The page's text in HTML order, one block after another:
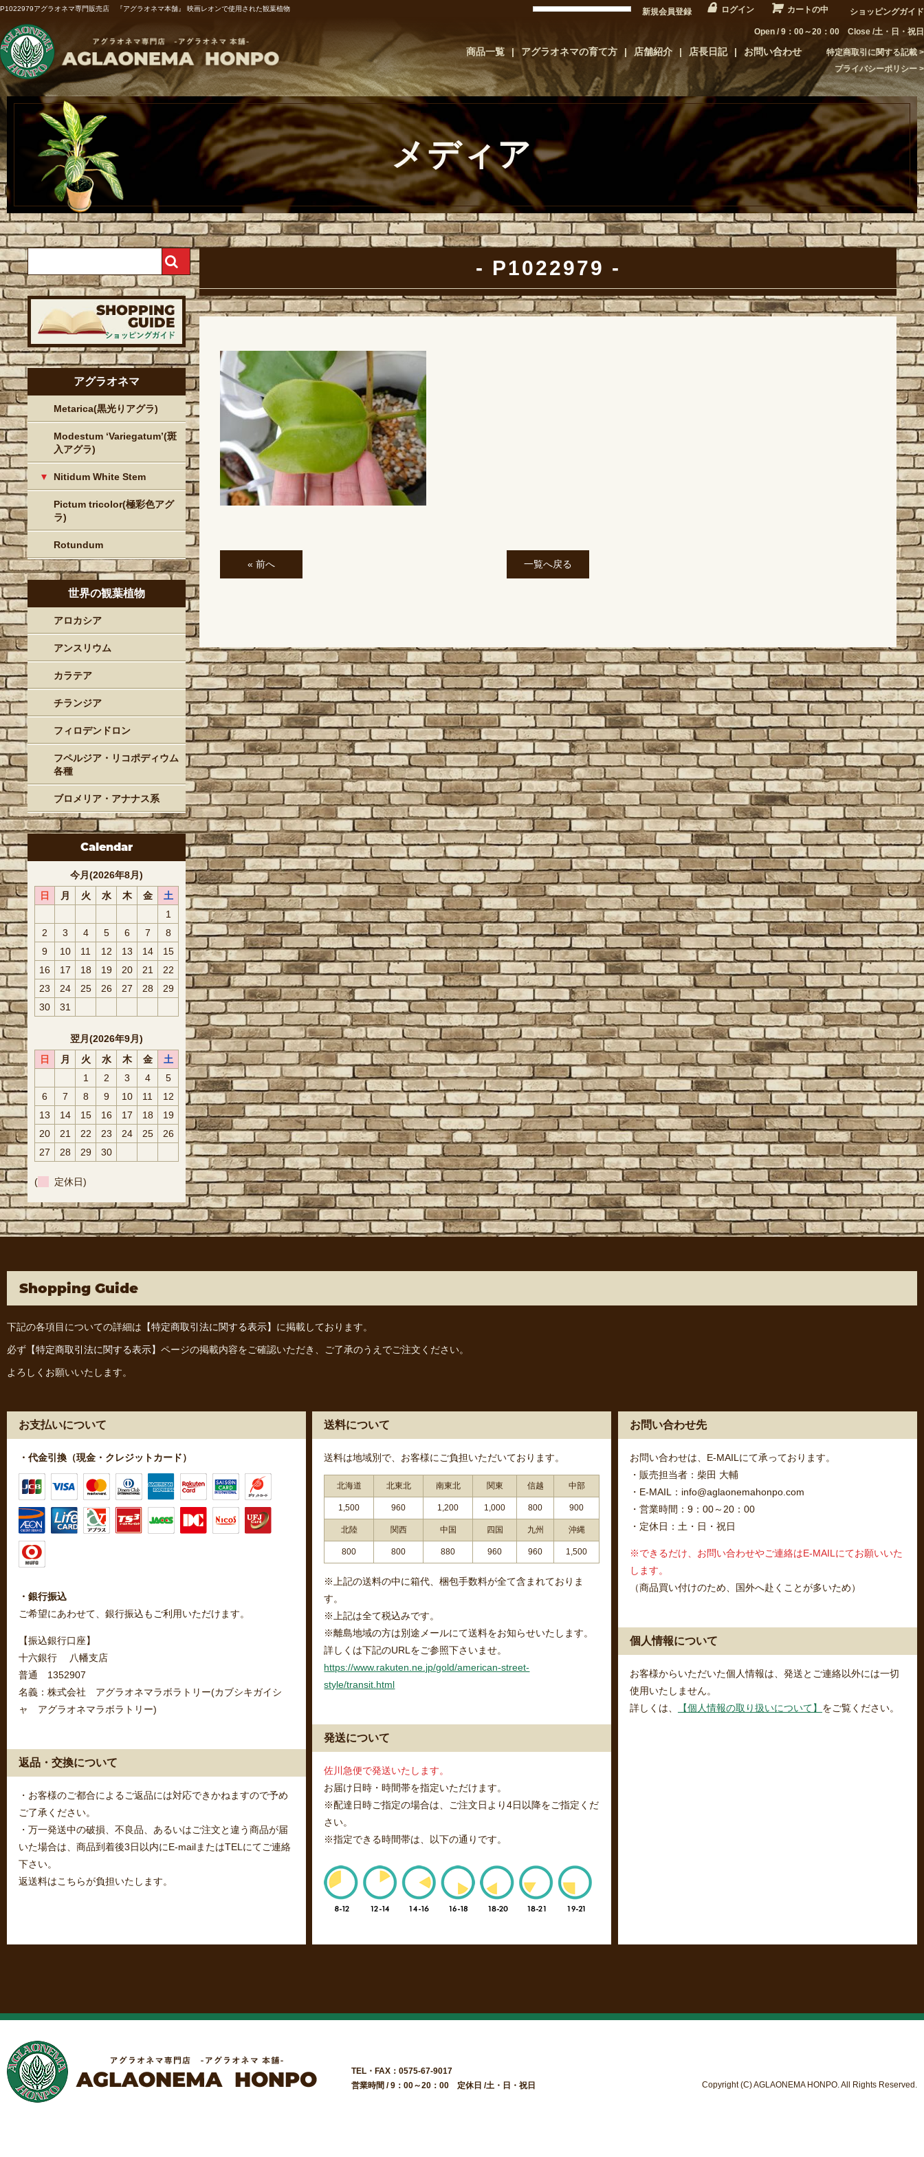
P1022979アグラオネマ専門販売店 『アグラオネマ本舗』 映画レオンで使用された観葉植物 新規会員登録 ログイン カートの中 ショッピングガイド
Open / 9：00～20：00 Close /土・日・祝日
商品一覧 アグラオネマの育て方 店舗紹介 店長日記 お問い合わせ
特定商取引に関する記載
プライバシーポリシー
メディア
P1022979
« 前へ 一覧へ戻る
アグラオネマ
Metarica(黒光りアグラ)
Modestum ‘Variegatum’(斑
入アグラ)
Nitidum White Stem
Pictum tricolor(極彩色アグ
ラ)
Rotundum
世界の観葉植物
アロカシア
アンスリウム
カラテア
チランジア
フィロデンドロン
フペルジア・リコポディウム
各種
ブロメリア・アナナス系
Calendar
今月(2026年8月)
日
月 火 水 木 金
土
1
2
3 4 5 6 7
8
9
10 11 12 13 14
15
16
17 18 19 20 21
22
23
24 25 26 27 28
29
30
31
翌月(2026年9月)
日
月 火 水 木 金
土
1
2 3 4
5
6
7 8 9 10 11
12
13
14 15 16 17 18
19
20
21 22 23 24 25
26
27
28 29 30
( 定休日)
Shopping Guide
下記の各項目についての詳細は 【特定商取引法に関する表示】 に掲載しております。
必ず 【特定商取引法に関する表示】 ページの掲載内容をご確認いただき、ご了承のうえでご注文ください。
よろしくお願いいたします。
お支払いについて
・代金引換（現金・クレジットカード）
・銀行振込
ご希望にあわせて、銀行振込もご利用いただけます。
【振込銀行口座】
十六銀行 八幡支店
普通 1352907
名義：株式会社 アグラオネマラボラトリー(カブシキガイシ
ャ アグラオネマラボラトリー)
返品・交換について
・お客様のご都合によるご返品には対応できかねますので予め
ご了承ください。
・万一発送中の破損、不良品、あるいはご注文と違う商品が届
いた場合は、商品到着後3日以内にE-mailまたはTELにてご連絡
下さい。
返送料はこちらが負担いたします。
送料について
送料は地域別で、お客様にご負担いただいております。
北海道 北東北 南東北 関東 信越 中部
1,500 960 1,200 1,000 800 900
北陸 関西 中国 四国 九州 沖縄
800 800 880 960 960 1,500
※上記の送料の中に箱代、梱包手数料が全て含まれておりま
す。
※上記は全て税込みです。
※離島地域の方は別途メールにて送料をお知らせいたします。
詳しくは下記のURLをご参照下さいませ。
https://www.rakuten.ne.jp/gold/american-street-
style/transit.html
発送について
佐川急便で発送いたします。
お届け日時・時間帯を指定いただけます。
※配達日時ご指定の場合は、ご注文日より4日以降をご指定くだ
さい。
※指定できる時間帯は、以下の通りです。
お問い合わせ先
お問い合わせは、E-MAILにて承っております。
・販売担当者：柴田 大輔
・E-MAIL：info@aglaonemahonpo.com
・営業時間：9：00～20：00
・定休日：土・日・祝日
※できるだけ、お問い合わせやご連絡はE-MAILにてお願いいた
します。
（商品買い付けのため、国外へ赴くことが多いため）
個人情報について
お客様からいただいた個人情報は、発送とご連絡以外には一切
使用いたしません。
詳しくは、
【個人情報の取り扱いについて】 をご覧ください。
TEL・FAX：0575-67-9017
営業時間 / 9：00～20：00 定休日 /土・日・祝日
Copyright (C) AGLAONEMA HONPO. All Rights Reserved.